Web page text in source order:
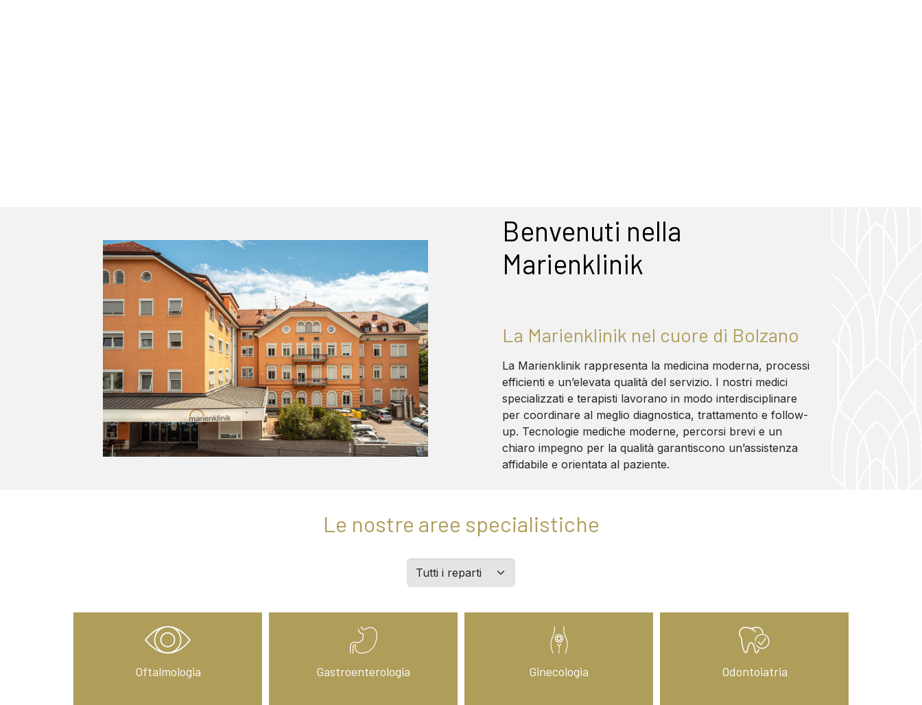
Benvenuti nella
Marienklinik
La Marienklinik nel cuore di Bolzano
La Marienklinik rappresenta la medicina moderna, processi
efficienti e un’elevata qualità del servizio. I nostri medici
specializzati e terapisti lavorano in modo interdisciplinare
per coordinare al meglio diagnostica, trattamento e follow-
up. Tecnologie mediche moderne, percorsi brevi e un
chiaro impegno per la qualità garantiscono un’assistenza
affidabile e orientata al paziente.
Le nostre aree specialistiche
Filtern
Sie
nach
Oftalmologia Gastroenterologia Ginecologia Odontoiatria